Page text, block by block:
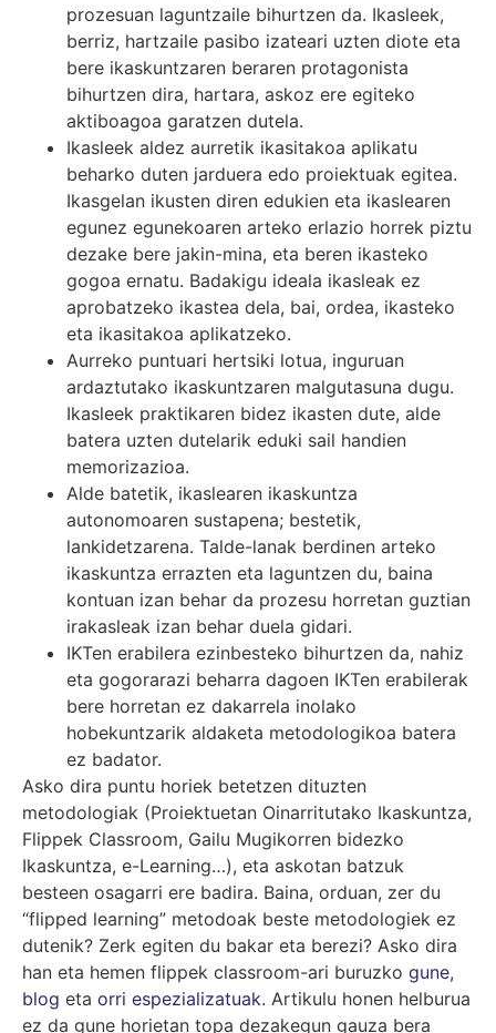
prozesuan laguntzaile bihurtzen da. Ikasleek,
berriz, hartzaile pasibo izateari uzten diote eta
bere ikaskuntzaren beraren protagonista
bihurtzen dira, hartara, askoz ere egiteko
aktiboagoa garatzen dutela.
Ikasleek aldez aurretik ikasitakoa aplikatu
beharko duten jarduera edo proiektuak egitea.
Ikasgelan ikusten diren edukien eta ikaslearen
egunez egunekoaren arteko erlazio horrek piztu
dezake bere jakin-mina, eta beren ikasteko
gogoa ernatu. Badakigu ideala ikasleak ez
aprobatzeko ikastea dela, bai, ordea, ikasteko
eta ikasitakoa aplikatzeko.
Aurreko puntuari hertsiki lotua, inguruan
ardaztutako ikaskuntzaren malgutasuna dugu.
Ikasleek praktikaren bidez ikasten dute, alde
batera uzten dutelarik eduki sail handien
memorizazioa.
Alde batetik, ikaslearen ikaskuntza
autonomoaren sustapena; bestetik,
lankidetzarena. Talde-lanak berdinen arteko
ikaskuntza errazten eta laguntzen du, baina
kontuan izan behar da prozesu horretan guztian
irakasleak izan behar duela gidari.
IKTen erabilera ezinbesteko bihurtzen da, nahiz
eta gogorarazi beharra dagoen IKTen erabilerak
bere horretan ez dakarrela inolako
hobekuntzarik aldaketa metodologikoa batera
ez badator.
Asko dira puntu horiek betetzen dituzten
metodologiak (Proiektuetan Oinarritutako Ikaskuntza,
Flippek Classroom, Gailu Mugikorren bidezko
Ikaskuntza, e-Learning…), eta askotan batzuk
besteen osagarri ere badira. Baina, orduan, zer du
“flipped learning” metodoak beste metodologiek ez
dutenik? Zerk egiten du bakar eta berezi? Asko dira
han eta hemen flippek classroom-ari buruzko gune,
blog eta orri espezializatuak. Artikulu honen helburua
ez da gune horietan topa dezakegun gauza bera